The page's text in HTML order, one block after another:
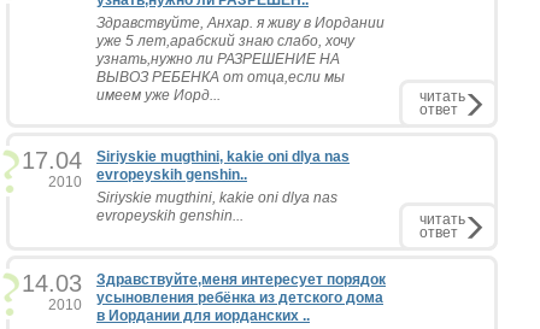
Здравствуйте, Анхар. я живу в Иордании
уже 5 лет,арабский знаю слабо, хочу
узнать,нужно ли РАЗРЕШЕНИЕ НА
ВЫВОЗ РЕБЕНКА от отца,если мы
имеем уже Иорд...
читать
ответ
17.04
2010
Siriyskie mugthini, kakie oni dlya nas
evropeyskih genshin..
Siriyskie mugthini, kakie oni dlya nas
evropeyskih genshin...
читать
ответ
14.03
2010
Здравствуйте,меня интересует порядок
усыновления ребёнка из детского дома
в Иордании для иорданских ..